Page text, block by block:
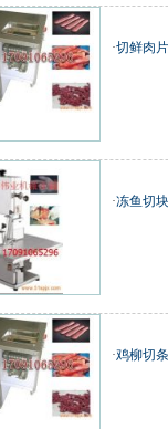
·切鲜肉
·冻鱼切
·鸡柳切